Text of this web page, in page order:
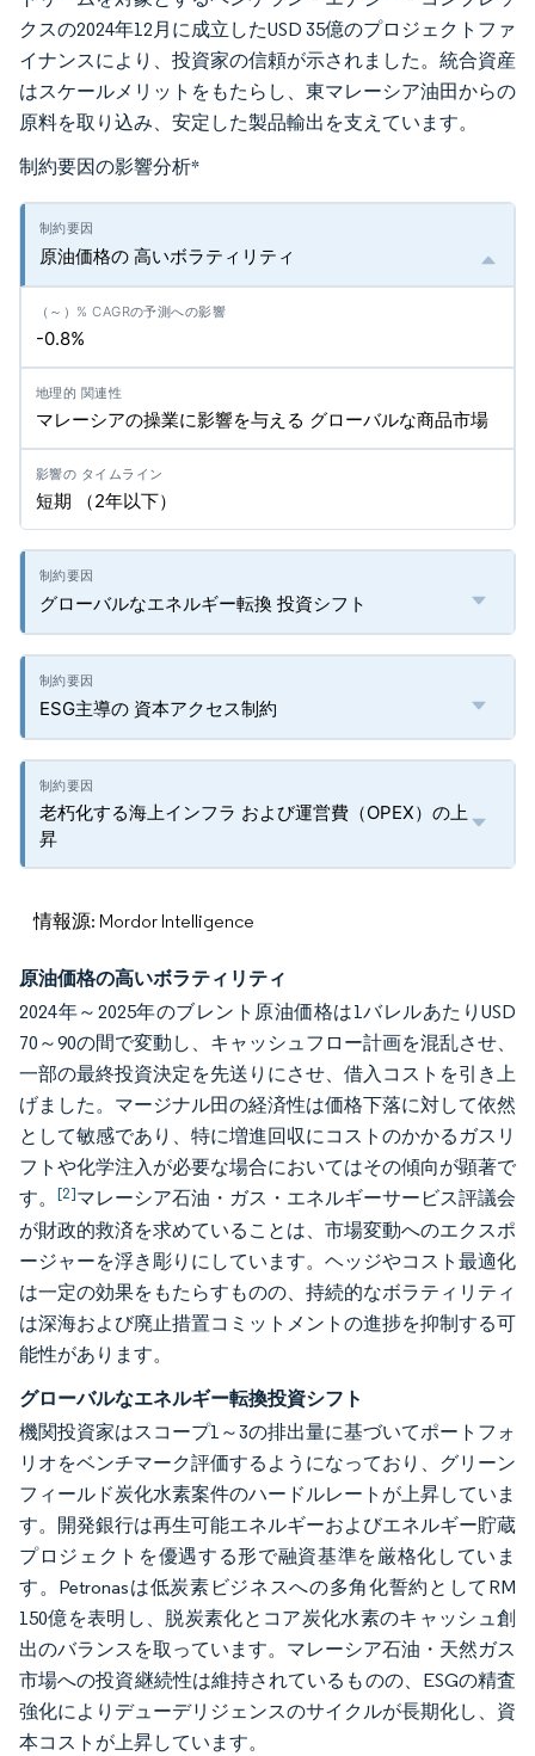
クスの2024年12月に成立したUSD 35億のプロジェクトファ
イナンスにより、投資家の信頼が示されました。統合資産
はスケールメリットをもたらし、東マレーシア油田からの
原料を取り込み、安定した製品輸出を支えています。
制約要因の影響分析*
原油価格の 高いボラティリティ
-0.8%
マレーシアの操業に影響を与える グローバルな商品市場
短期 （2年以下）
グローバルなエネルギー転換 投資シフト
ESG主導の 資本アクセス制約
老朽化する海上インフラ および運営費（OPEX）の上
昇
情報源: Mordor Intelligence
原油価格の高いボラティリティ
2024年～2025年のブレント原油価格は1バレルあたりUSD
70～90の間で変動し、キャッシュフロー計画を混乱させ、
一部の最終投資決定を先送りにさせ、借入コストを引き上
げました。マージナル田の経済性は価格下落に対して依然
として敏感であり、特に増進回収にコストのかかるガスリ
フトや化学注入が必要な場合においてはその傾向が顕著で
す。 [2]マレーシア石油・ガス・エネルギーサービス評議会
が財政的救済を求めていることは、市場変動へのエクスポ
ージャーを浮き彫りにしています。ヘッジやコスト最適化
は一定の効果をもたらすものの、持続的なボラティリティ
は深海および廃止措置コミットメントの進捗を抑制する可
能性があります。
グローバルなエネルギー転換投資シフト
機関投資家はスコープ1～3の排出量に基づいてポートフォ
リオをベンチマーク評価するようになっており、グリーン
フィールド炭化水素案件のハードルレートが上昇していま
す。開発銀行は再生可能エネルギーおよびエネルギー貯蔵
プロジェクトを優遇する形で融資基準を厳格化していま
す。Petronasは低炭素ビジネスへの多角化誓約としてRM
150億を表明し、脱炭素化とコア炭化水素のキャッシュ創
出のバランスを取っています。マレーシア石油・天然ガス
市場への投資継続性は維持されているものの、ESGの精査
強化によりデューデリジェンスのサイクルが長期化し、資
本コストが上昇しています。